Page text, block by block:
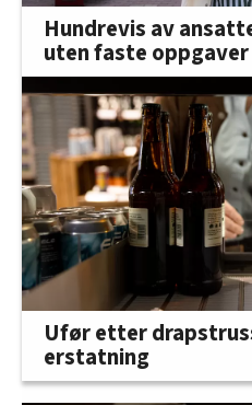
Hundrevis av
uten faste oppgaver
Ufør etter
erstatning